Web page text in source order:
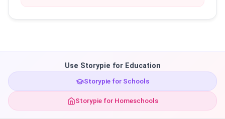
Use Storypie for Education
Storypie for Schools
Storypie for Homeschools